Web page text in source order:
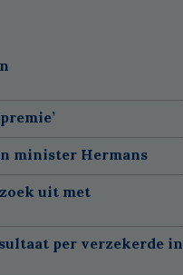
minister Hermans
uit met
per verzekerde in